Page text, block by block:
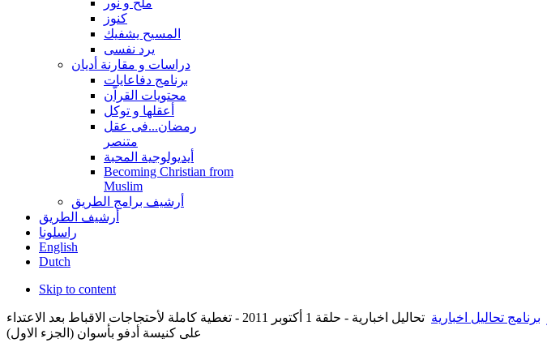
كنوز
المسيح يشفيك
يرد نفسى
دراسات و مقارنة أديان
برنامج دفاعايات
محتويات القراّن
أعقلها و توكل
رمضان...فى عقل
متنصر
أيديولوجية المحبة
Becoming Christian from
Muslim
أرشيف برامج الطريق
أرشيف الطريق
راسلونا
English
Dutch
Skip to content
برنامج تحاليل اخبارية
تحاليل اخبارية - حلقة 1 أكتوبر 2011 - تغطية كاملة لأحتجاجات الاقباط بعد الاعتداء
على كنيسة أدفو بأسوان (الجزء الاول)